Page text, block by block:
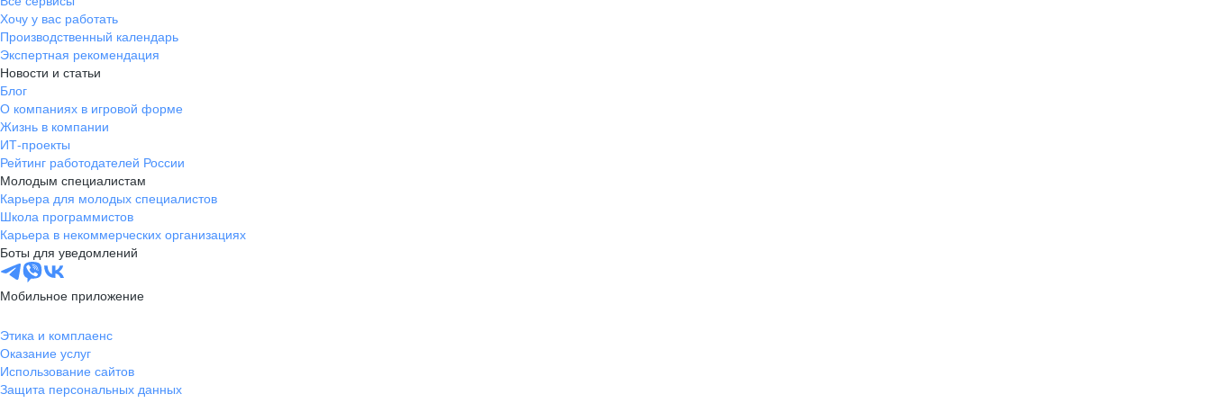
Хочу у вас работать
Производственный календарь
Экспертная рекомендация
Новости и статьи
Блог
О компаниях в игровой форме
Жизнь в компании
ИТ-проекты
Рейтинг работодателей России
Молодым специалистам
Карьера для молодых специалистов
Школа программистов
Карьера в некоммерческих организациях
Боты для уведомлений
Мобильное приложение
Этика и комплаенс
Оказание услуг
Использование сайтов
Защита персональных данных